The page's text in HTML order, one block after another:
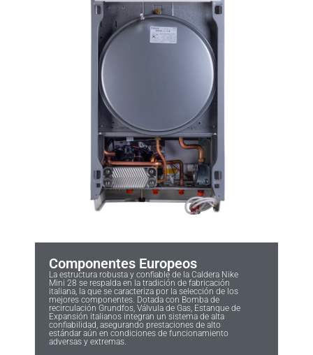
Componentes Europeos
La estructura robusta y confiable de la Caldera Nike
Mini 28 se respalda en la tradición de fabricación
italiana, la que se caracteriza por la selección de los
mejores componentes. Dotada con Bomba de
recirculación Grundfos, Válvula de Gas, Estanque de
Expansión italianos integran un sistema de alta
confiabilidad, asegurando prestaciones de alto
estándar aún en condiciones de funcionamiento
adversas y extremas.